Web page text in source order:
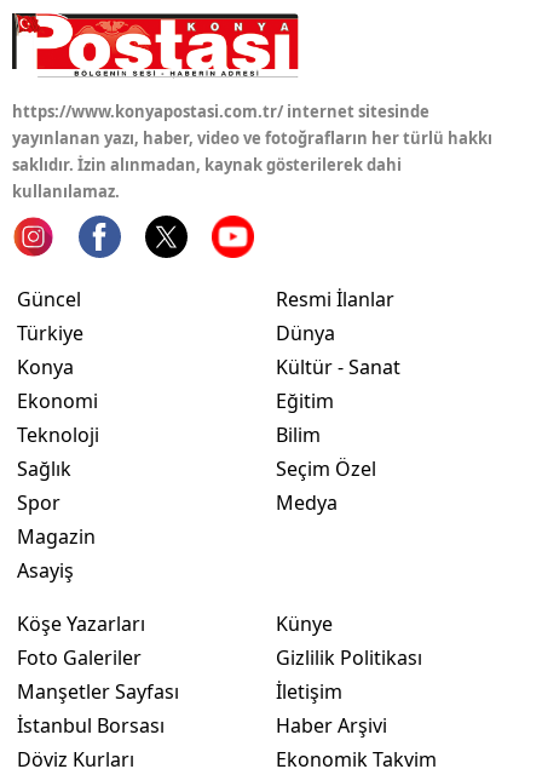
Ordu
Rize
Sinop
Tekirdağ
Şanlıurfa
Uşak
Van
https://www.konyapostasi.com.tr/ internet sitesinde
yayınlanan yazı, haber, video ve fotoğrafların her türlü hakkı
saklıdır. İzin alınmadan, kaynak gösterilerek dahi
kullanılamaz.
Güncel
Türkiye
Konya
Ekonomi
Teknoloji
Sağlık
Spor
Magazin
Asayiş
Resmi İlanlar
Dünya
Kültür - Sanat
Eğitim
Bilim
Seçim Özel
Medya
Köşe Yazarları
Foto Galeriler
Manşetler Sayfası
İstanbul Borsası
Döviz Kurları
Künye
Gizlilik Politikası
İletişim
Haber Arşivi
Ekonomik Takvim